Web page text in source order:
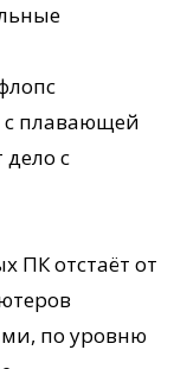
плавающей
дело с
ПК отстаёт от
по уровню